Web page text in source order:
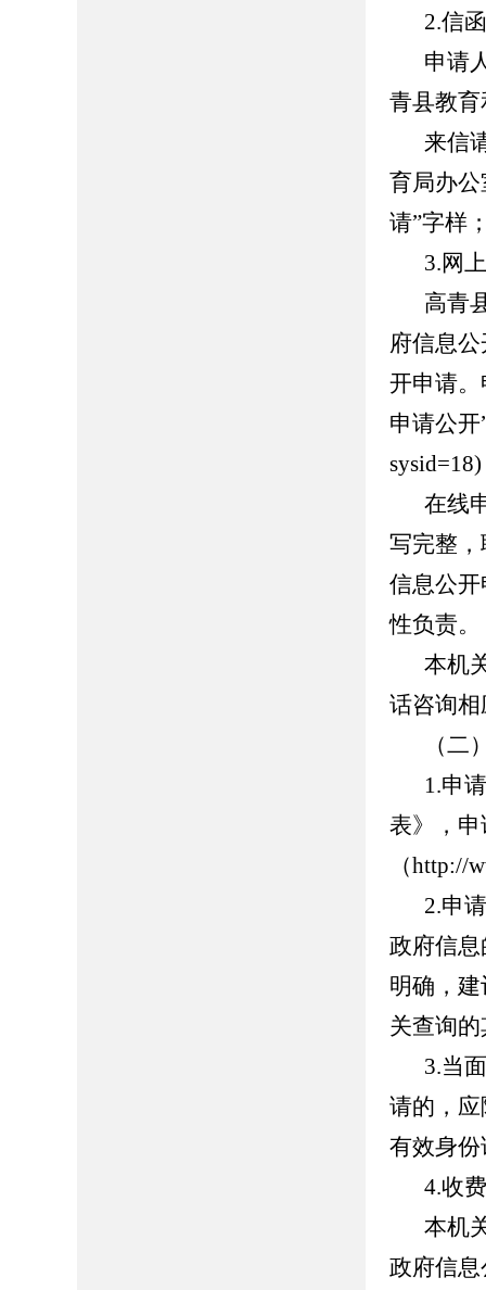
2.信
申请
青县教
来信
育局办
请”字样
3.网
高青
府信息
开申请
申请公开
在线
写完整
信息公
性负责
本机
话咨询
（二
1.申
表》，
（http://
2.申
政府信
明确，
关查询
3.当
请的，
有效身
4.收
本机
政府信